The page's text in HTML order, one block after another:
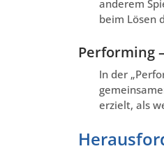
anderem
beim Lösen
Performing
In der
erzielt, als